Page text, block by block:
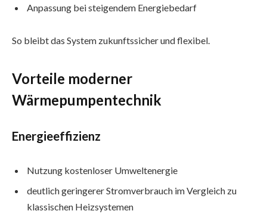
Anpassung bei steigendem Energiebedarf
So bleibt das System zukunftssicher und flexibel.
Vorteile moderner
Wärmepumpentechnik
Energieeffizienz
Nutzung kostenloser Umweltenergie
deutlich geringerer Stromverbrauch im Vergleich zu
klassischen Heizsystemen